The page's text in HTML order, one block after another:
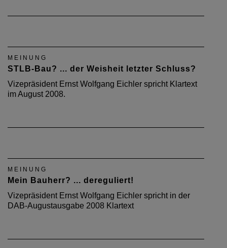
MEINUNG
STLB-Bau? ... der Weisheit letzter Schluss?
Vizepräsident Ernst Wolfgang Eichler spricht Klartext
im August 2008.
MEINUNG
Mein Bauherr? ... dereguliert!
Vizepräsident Ernst Wolfgang Eichler spricht in der
DAB-Augustausgabe 2008 Klartext